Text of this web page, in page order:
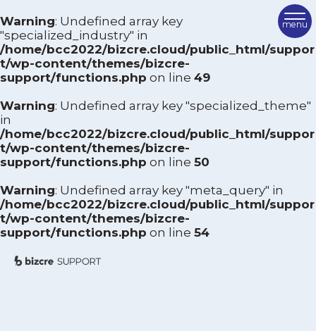
Warning: Undefined array key
"specialized_industry" in
/home/bcc2022/bizcre.cloud/public_html/suppor
t/wp-content/themes/bizcre-
support/functions.php on line 49
Warning: Undefined array key "specialized_theme"
in
/home/bcc2022/bizcre.cloud/public_html/suppor
t/wp-content/themes/bizcre-
support/functions.php on line 50
Warning: Undefined array key "meta_query" in
/home/bcc2022/bizcre.cloud/public_html/suppor
t/wp-content/themes/bizcre-
support/functions.php on line 54
TOP
ビズクリサポートとは
ご利用方法
サポーター紹介
サポーターを検索
相談を申し込む
専門業種から絞り込む
飲食業
運送業
卸売業
建設業
小売業
サービス業
その他
専門テーマから絞り込む
経営全般
組織・人事
マーケティング
財務
生産
商店街・まちづくり